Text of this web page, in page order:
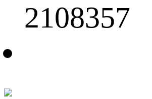
2108357